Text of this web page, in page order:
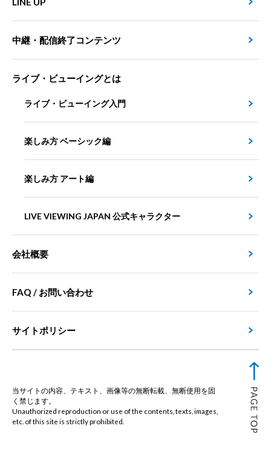
中継・配信終了コンテンツ
ライブ・ビューイングとは
ライブ・ビューイング入門
楽しみ方 ベーシック編
楽しみ方 アート編
LIVE VIEWING JAPAN 公式キャラクター
会社概要
FAQ / お問い合わせ
サイトポリシー
当サイトの内容、テキスト、画像等の無断転載、無断使用を固
く禁じます。
Unauthorized reproduction or use of the contents, texts, images,
etc. of this site is strictly prohibited.